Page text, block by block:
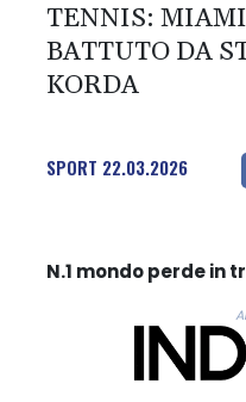
TENNIS:
BATTUTO DA
KORDA
SPORT 22.03.2026
N.1 mondo perde in